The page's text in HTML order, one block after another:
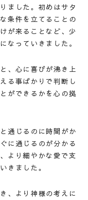
ました。初めはサタ
条件を立てることの
が来ることなど、少
なっていきました。
、心に喜びが沸き上
る事ばかりで判断し
ができるかを心の拠
通じるのに時間がか
に通じるのが分かる
より細やかな愛で支
きました。
、より神様の考えに